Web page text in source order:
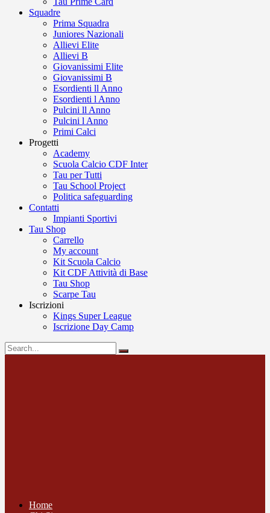
Squadre
Prima Squadra
Juniores Nazionali
Allievi Elite
Allievi B
Giovanissimi Elite
Giovanissimi B
Esordienti ll Anno
Esordienti l Anno
Pulcini ll Anno
Pulcini l Anno
Primi Calci
Progetti
Academy
Scuola Calcio CDF Inter
Tau per Tutti
Tau School Project
Politica safeguarding
Contatti
Impianti Sportivi
Tau Shop
Carrello
My account
Kit Scuola Calcio
Kit CDF Attività di Base
Tau Shop
Scarpe Tau
Iscrizioni
Kings Super League
Iscrizione Day Camp
Home